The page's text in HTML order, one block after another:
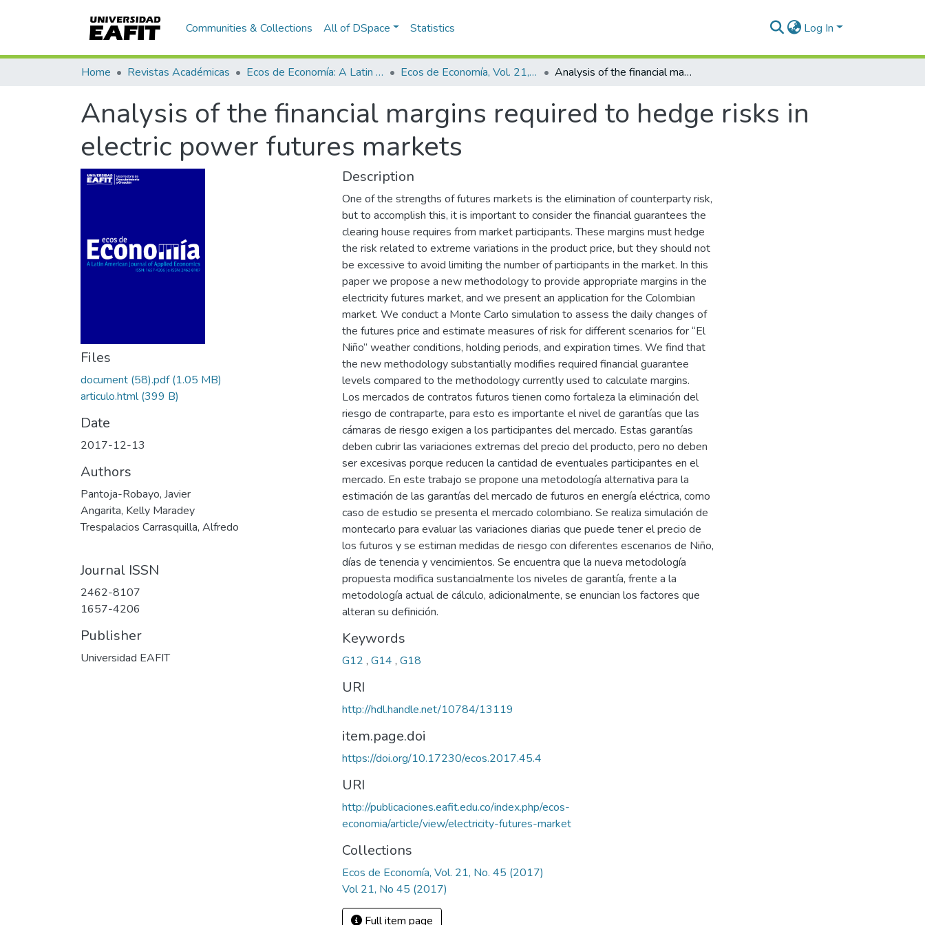
Communities & Collections All of DSpace Statistics Log In
Home Revistas Académicas Ecos de Economía: A Latin American Journal of Applied Economics Ecos de Economía, Vol. 21, No. 45 (2017) Analysis of the financial margins required to hedge risks in electric power futures markets
Analysis of the financial margins required to hedge risks in
electric power futures markets
Files
document (58).pdf(1.05 MB)
articulo.html(399 B)
Date
2017-12-13
Authors
Pantoja-Robayo, Javier
Angarita, Kelly Maradey
Trespalacios Carrasquilla, Alfredo
Journal ISSN
2462-8107
1657-4206
Publisher
Universidad EAFIT
Description
One of the strengths of futures markets is the elimination of counterparty risk,
but to accomplish this, it is important to consider the financial guarantees the
clearing house requires from market participants. These margins must hedge
the risk related to extreme variations in the product price, but they should not
be excessive to avoid limiting the number of participants in the market. In this
paper we propose a new methodology to provide appropriate margins in the
electricity futures market, and we present an application for the Colombian
market. We conduct a Monte Carlo simulation to assess the daily changes of
the futures price and estimate measures of risk for different scenarios for “El
Niño” weather conditions, holding periods, and expiration times. We find that
the new methodology substantially modifies required financial guarantee
levels compared to the methodology currently used to calculate margins.
Los mercados de contratos futuros tienen como fortaleza la eliminación del
riesgo de contraparte, para esto es importante el nivel de garantías que las
cámaras de riesgo exigen a los participantes del mercado. Estas garantías
deben cubrir las variaciones extremas del precio del producto, pero no deben
ser excesivas porque reducen la cantidad de eventuales participantes en el
mercado. En este trabajo se propone una metodología alternativa para la
estimación de las garantías del mercado de futuros en energía eléctrica, como
caso de estudio se presenta el mercado colombiano. Se realiza simulación de
montecarlo para evaluar las variaciones diarias que puede tener el precio de
los futuros y se estiman medidas de riesgo con diferentes escenarios de Niño,
días de tenencia y vencimientos. Se encuentra que la nueva metodología
propuesta modifica sustancialmente los niveles de garantía, frente a la
metodología actual de cálculo, adicionalmente, se enuncian los factores que
alteran su definición.
Keywords
G12 , G14 , G18
URI
http://hdl.handle.net/10784/13119
item.page.doi
https://doi.org/10.17230/ecos.2017.45.4
URI
http://publicaciones.eafit.edu.co/index.php/ecos-
economia/article/view/electricity-futures-market
Collections
Ecos de Economía, Vol. 21, No. 45 (2017)
Vol 21, No 45 (2017)
Full item page